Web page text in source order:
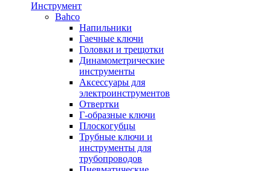
Инструмент
Bahco
Напильники
Гаечные ключи
Головки и трещотки
Динамометрические
инструменты
Аксессуары для
электроинструментов
Отвертки
Г-образные ключи
Плоскогубцы
Трубные ключи и
инструменты для
трубопроводов